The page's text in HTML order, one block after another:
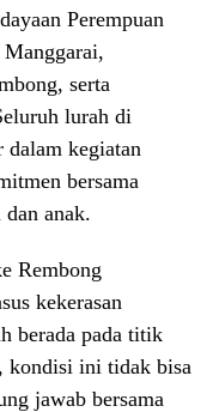
Perempuan
serta
lurah di
dalam kegiatan
bersama
anak.
Rembong
kekerasan
berada pada titik
kondisi ini tidak bisa
jawab bersama